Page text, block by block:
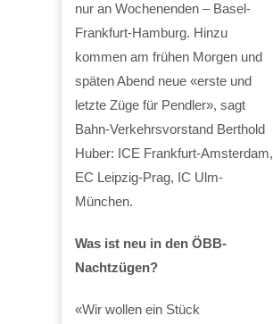
nur an Wochenenden – Basel-
Frankfurt-Hamburg. Hinzu
kommen am frühen Morgen und
späten Abend neue «erste und
letzte Züge für Pendler», sagt
Bahn-Verkehrsvorstand Berthold
Huber: ICE Frankfurt-Amsterdam,
EC Leipzig-Prag, IC Ulm-
München.
Was ist neu in den ÖBB-
Nachtzügen?
«Wir wollen ein Stück